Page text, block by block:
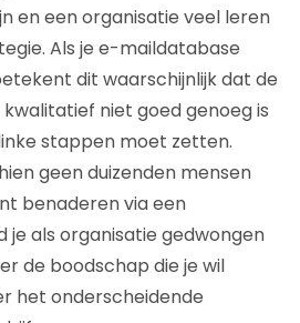
en een organisatie veel leren
Als je e-maildatabase
dit waarschijnlijk dat de
niet goed genoeg is
stappen moet zetten.
geen duizenden mensen
benaderen via een
je als organisatie gedwongen
de boodschap die je wil
het onderscheidende